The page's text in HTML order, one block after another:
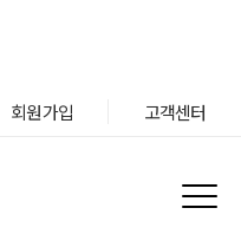
회원가입 고객센터